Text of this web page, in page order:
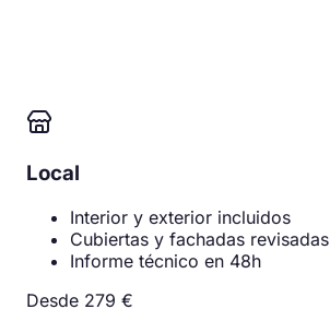
Local
Interior y exterior incluidos
Cubiertas y fachadas revisadas
Informe técnico en 48h
Desde 279 €